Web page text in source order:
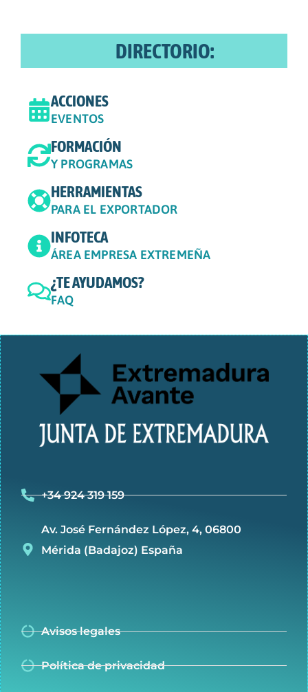
DIRECTORIO:
ACCIONES
EVENTOS
FORMACIÓN
Y PROGRAMAS
HERRAMIENTAS
PARA EL EXPORTADOR
INFOTECA
ÁREA EMPRESA EXTREMEÑA
¿TE AYUDAMOS?
FAQ
+34 924 319 159
Av. José Fernández López, 4, 06800
Mérida (Badajoz) España
Avisos legales
Política de privacidad